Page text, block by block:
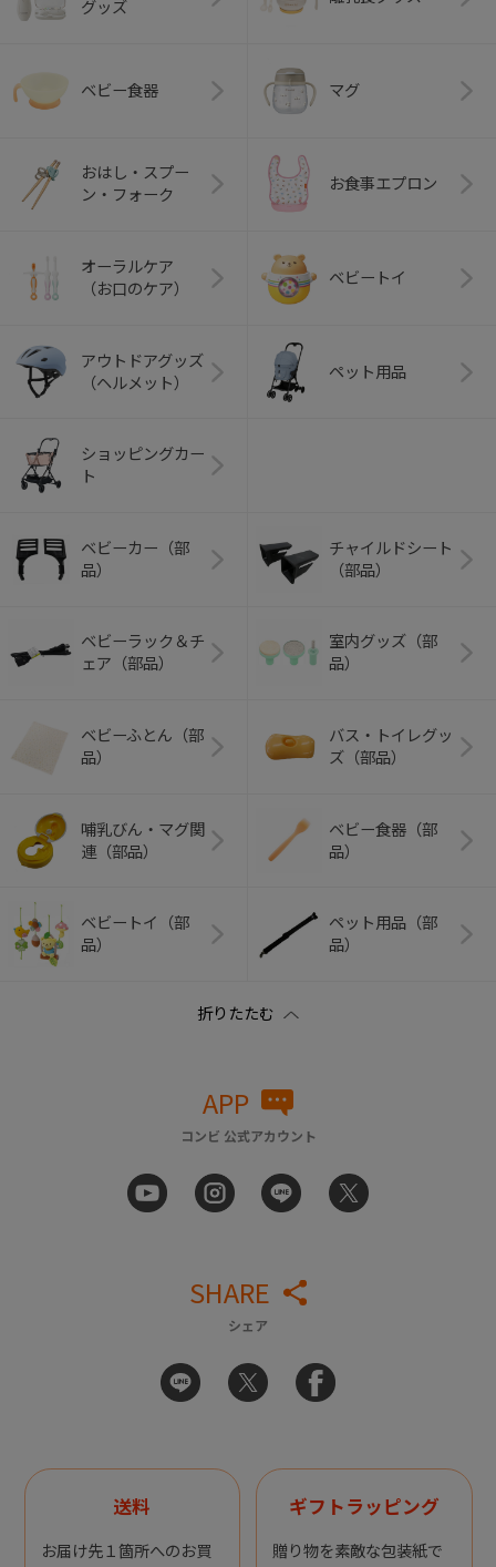
グッズ
ベビー食器 マグ
おはし・スプー
ン・フォーク
お食事エプロン
オーラルケア
（お口のケア）
ベビートイ
アウトドアグッズ
（ヘルメット）
ペット用品
ショッピングカー
ト
ベビーカー（部
品）
チャイルドシート
（部品）
ベビーラック＆チ
ェア（部品）
室内グッズ（部
品）
ベビーふとん（部
品）
バス・トイレグッ
ズ（部品）
哺乳びん・マグ関
連（部品）
ベビー食器（部
品）
ベビートイ（部
品）
ペット用品（部
品）
APP
コンビ 公式アカウント
SHARE
シェア
送料
お届け先１箇所へのお買
ギフトラッピング
贈り物を素敵な包装紙で